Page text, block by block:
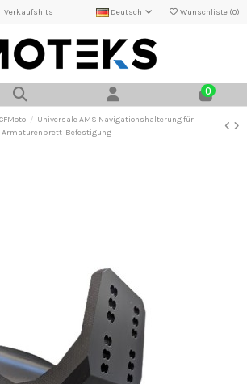
Verkaufshits Deutsch Wunschliste (0)
0
CFMoto
Universale AMS Navigationshalterung für
Armaturenbrett-Befestigung